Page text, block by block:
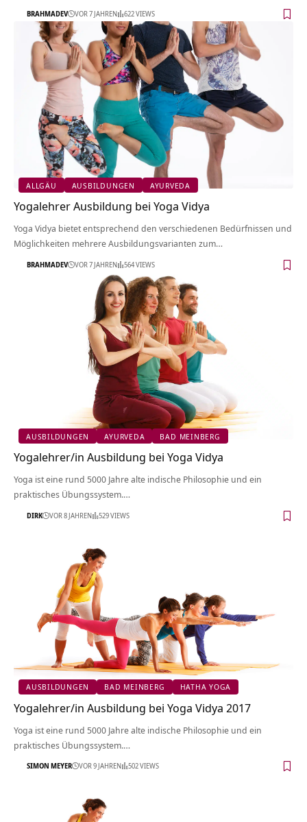
BRAHMADEV VOR 7 JAHREN 622 VIEWS
ALLGÄU AUSBILDUNGEN AYURVEDA
Yogalehrer Ausbildung bei Yoga Vidya
Yoga Vidya bietet entsprechend den verschiedenen Bedürfnissen und
Möglichkeiten mehrere Ausbildungsvarianten zum…
BRAHMADEV VOR 7 JAHREN 564 VIEWS
AUSBILDUNGEN AYURVEDA BAD MEINBERG
Yogalehrer/in Ausbildung bei Yoga Vidya
Yoga ist eine rund 5000 Jahre alte indische Philosophie und ein
praktisches Übungssystem.…
DIRK VOR 8 JAHREN 529 VIEWS
AUSBILDUNGEN BAD MEINBERG HATHA YOGA
Yogalehrer/in Ausbildung bei Yoga Vidya 2017
Yoga ist eine rund 5000 Jahre alte indische Philosophie und ein
praktisches Übungssystem.…
SIMON MEYER VOR 9 JAHREN 502 VIEWS